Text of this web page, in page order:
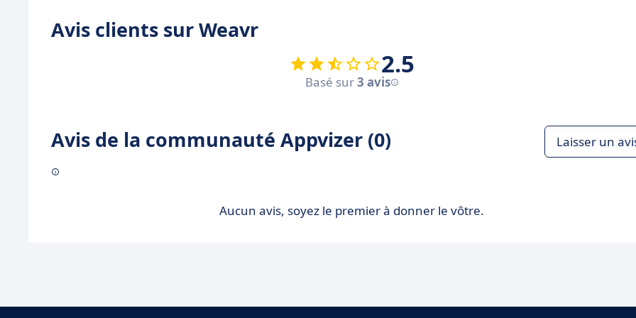
Avis clients sur Weavr
2.5
Basé sur3 avis
Avis de la communauté Appvizer (0) Laisser un
Aucun avis, soyez le premier à donner le vôtre.